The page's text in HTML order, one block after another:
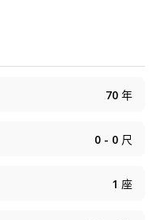
70 年
0 - 0 尺
1 座